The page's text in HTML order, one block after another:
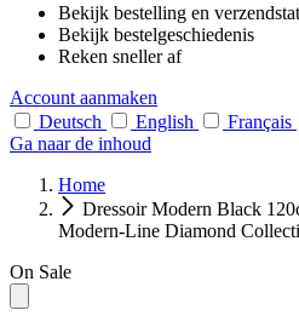
Bekijk bestelling en
Bekijk bestelgeschiedenis
Reken sneller af
Account aanmaken
Deutsch
English Français
Ga naar de inhoud
Home
Dressoir Modern Black
Modern-Line Diamond
On Sale